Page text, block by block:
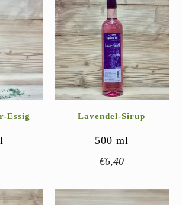
Essig Lavendel-Sirup
500ml
€6,40